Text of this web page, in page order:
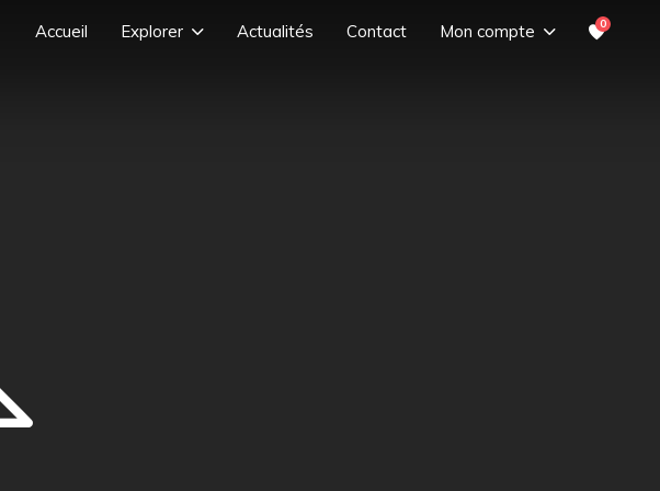
Accueil Explorer Actualités Contact Mon compte 0